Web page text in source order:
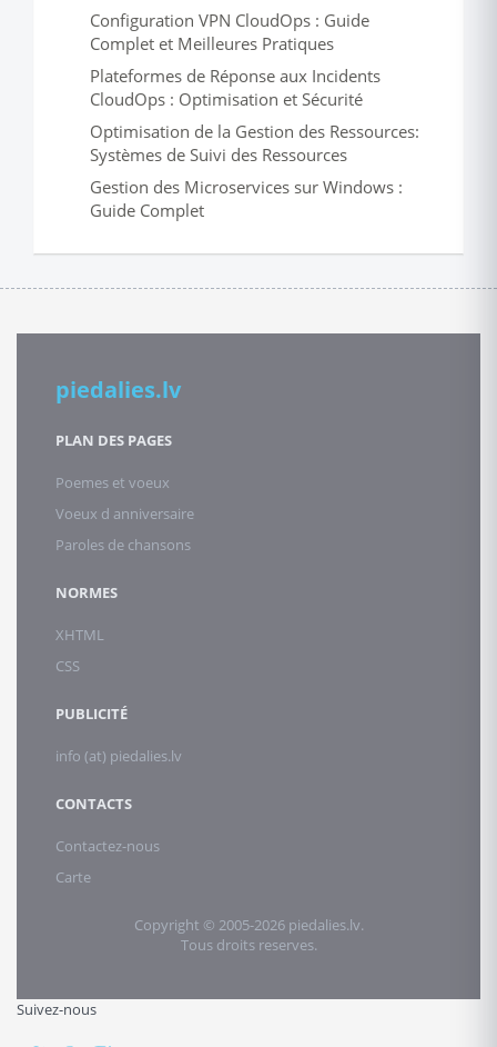
Configuration VPN CloudOps : Guide
Complet et Meilleures Pratiques
Plateformes de Réponse aux Incidents
CloudOps : Optimisation et Sécurité
Optimisation de la Gestion des Ressources:
Systèmes de Suivi des Ressources
Gestion des Microservices sur Windows :
Guide Complet
piedalies.lv
PLAN DES PAGES
Poemes et voeux
Voeux d anniversaire
Paroles de chansons
NORMES
XHTML
CSS
PUBLICITÉ
info (at) piedalies.lv
CONTACTS
Contactez-nous
Carte
Copyright © 2005-2026 piedalies.lv.
Tous droits reserves.
Suivez-nous